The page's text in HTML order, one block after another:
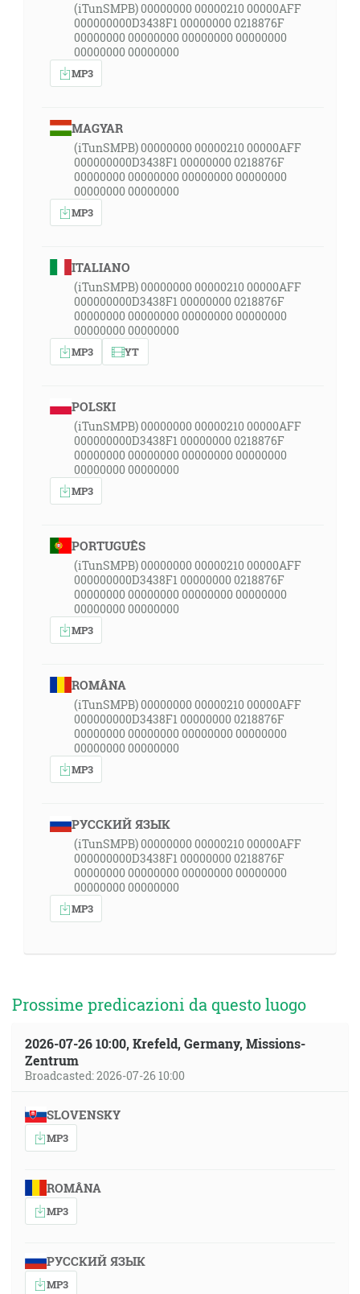
(iTunSMPB) 00000000 00000210 00000AFF
000000000D3438F1 00000000 0218876F
00000000 00000000 00000000 00000000
00000000 00000000
MP3
MAGYAR
(iTunSMPB) 00000000 00000210 00000AFF
000000000D3438F1 00000000 0218876F
00000000 00000000 00000000 00000000
00000000 00000000
MP3
ITALIANO
(iTunSMPB) 00000000 00000210 00000AFF
000000000D3438F1 00000000 0218876F
00000000 00000000 00000000 00000000
00000000 00000000
MP3 YT
POLSKI
(iTunSMPB) 00000000 00000210 00000AFF
000000000D3438F1 00000000 0218876F
00000000 00000000 00000000 00000000
00000000 00000000
MP3
PORTUGUÊS
(iTunSMPB) 00000000 00000210 00000AFF
000000000D3438F1 00000000 0218876F
00000000 00000000 00000000 00000000
00000000 00000000
MP3
ROMÂNA
(iTunSMPB) 00000000 00000210 00000AFF
000000000D3438F1 00000000 0218876F
00000000 00000000 00000000 00000000
00000000 00000000
MP3
РУССКИЙ ЯЗЫК
(iTunSMPB) 00000000 00000210 00000AFF
000000000D3438F1 00000000 0218876F
00000000 00000000 00000000 00000000
00000000 00000000
MP3
Prossime predicazioni da questo luogo
2026-07-26 10:00, Krefeld, Germany, Missions-
Zentrum
Broadcasted: 2026-07-26 10:00
SLOVENSKY
MP3
ROMÂNA
MP3
РУССКИЙ ЯЗЫК
MP3